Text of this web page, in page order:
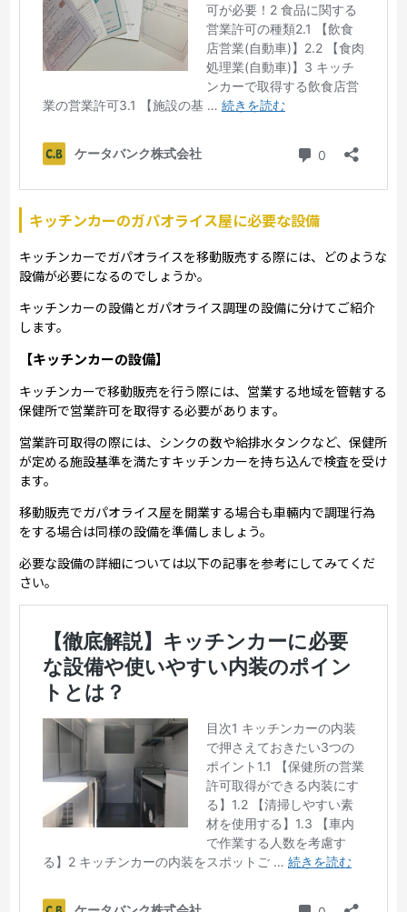
キッチンカーのガパオライス屋に必要な設備
キッチンカーでガパオライスを移動販売する際には、どのような
設備が必要になるのでしょうか。
キッチンカーの設備とガパオライス調理の設備に分けてご紹介
します。
【キッチンカーの設備】
キッチンカーで移動販売を行う際には、営業する地域を管轄する
保健所で営業許可を取得する必要があります。
営業許可取得の際には、シンクの数や給排水タンクなど、保健所
が定める施設基準を満たすキッチンカーを持ち込んで検査を受け
ます。
移動販売でガパオライス屋を開業する場合も車輛内で調理行為
をする場合は同様の設備を準備しましょう。
必要な設備の詳細については以下の記事を参考にしてみてくだ
さい。